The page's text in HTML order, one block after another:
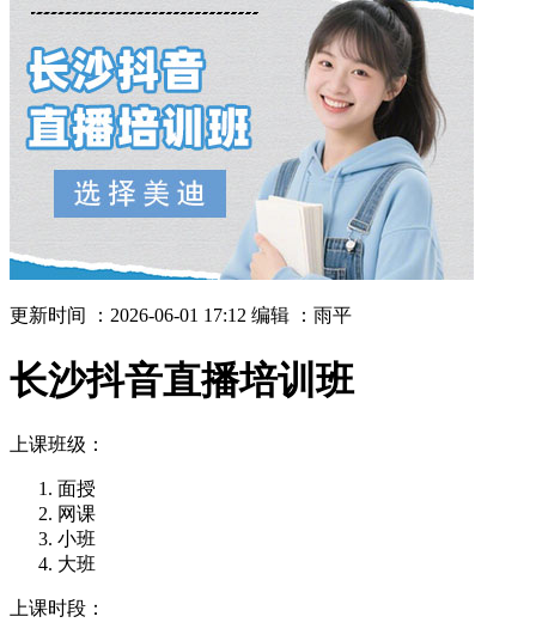
更新时间 ：2026-06-01 17:12 编辑 ：雨平
长沙抖音直播培训班
上课班级：
面授
网课
小班
大班
上课时段：